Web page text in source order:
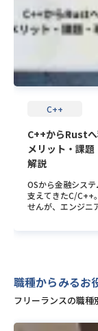
思ったのがきっか
りたいことがなか
ーを考え始めたと
ました。 ーPM・
興味を持たれた
話す機会が少ない
コミュニケーショ
ました。 開発も
ように頻繁にやり
進していく姿に憧
た理由です。 ー
って不安な点はあ
でしたね。笑 今は
いますが、当時は
また、正社員で
していましたね。
色申告とかどうや
心配でした。 ー
たいことができる
C++
C++からRust
メリット・課
解説
OSから金融シス
支えてきたC/C++
せんが、エンジニ
に関連していると
れば防げるとい
ら、C++からRust
で、長くメンテナ
を作るための現実
そしてどうやっ
職種からみるお
フリーランスの職